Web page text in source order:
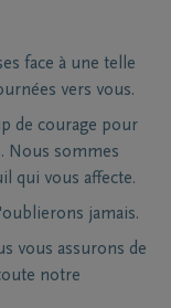
face à une telle
vers vous.
de courage pour
Nous sommes
qui vous affecte.
jamais.
vous assurons de
notre